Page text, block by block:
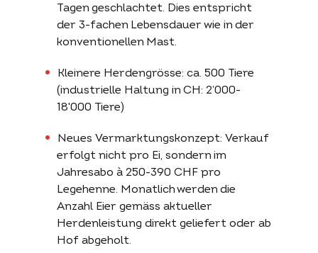
Tagen geschlachtet. Dies entspricht
der 3-fachen Lebensdauer wie in der
konventionellen Mast.
Kleinere Herdengrösse: ca. 500 Tiere
(industrielle Haltung in CH: 2’000-
18'000 Tiere)
Neues Vermarktungskonzept: Verkauf
erfolgt nicht pro Ei, sondern im
Jahresabo à 250-390 CHF pro
Legehenne. Monatlich werden die
Anzahl Eier gemäss aktueller
Herdenleistung direkt geliefert oder ab
Hof abgeholt.